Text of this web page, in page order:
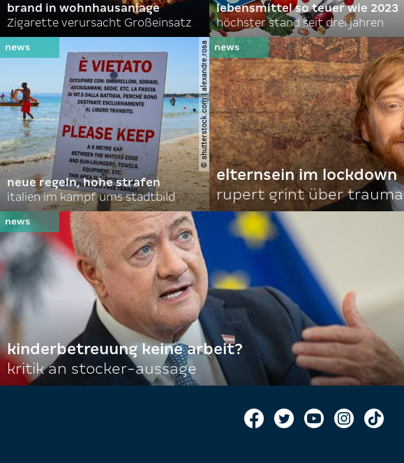
brand in wohnhausanlage
Zigarette verursacht Großeinsatz
lebensmittel so teuer wie 2023
höchster stand seit drei jahren
© shutterstock.com | alexandre.rosa
neue regeln, hohe strafen
italien im kampf ums stadtbild
elternsein im lockdown
rupert grint über trauma
kinderbetreuung keine arbeit?
kritik an stocker-aussage